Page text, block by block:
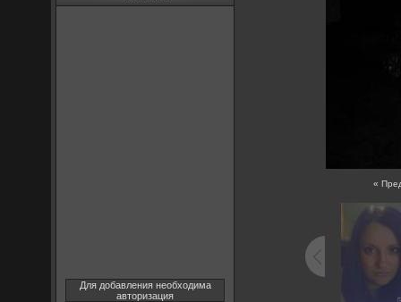
Для добавления необходима
авторизация
«